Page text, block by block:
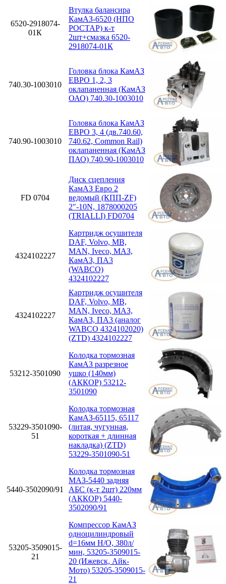
6520-2918074-
01К
Втулка балансира
КамАЗ-6520 (НПО
РОСТАР) к-т
2шт+смазка 6520-
2918074-01К
740.30-1003010
Головка блока КамАЗ
ЕВРО 1, 2, 3
оклапаненная (КамАЗ
ОАО) 740.30-1003010
740.90-1003010
Головка блока КамАЗ
ЕВРО 3, 4 (дв.740.60,
740.62, Common Rail)
оклапаненная (КамАЗ
ПАО) 740.90-1003010
FD 0704
Диск сцепления
КамАЗ Евро 2
ведомый (КПП-ZF)
2″-10N, 1878000205
(TRIALLI) FD0704
4324102227
Картридж осушителя
DAF, Volvo, MB,
MAN, Iveco, МАЗ,
КамАЗ, ПА3
(WABCO)
4324102227
4324102227
Картридж осушителя
DAF, Volvo, MB,
MAN, Iveco, МАЗ,
КамАЗ, ПА3 (аналог
WABCO 4324102020)
(ZTD) 4324102227
53212-3501090
Колодка тормозная
КамАЗ разрезное
ушко (140мм)
(АККОР) 53212-
3501090
53229-3501090-
51
Колодка тормозная
КамАЗ-65115, 65117
(литая, чугунная,
короткая + длинная
накладка) (ZTD)
53229-3501090-51
5440-3502090/91
Колодка тормозная
МАЗ-5440 задняя
АБС (к-т 2шт) 220мм
(АККОР) 5440-
3502090/91
53205-3509015-
21
Компрессор КамАЗ
одноцилиндровый
d=16мм Н/О, 380л/
мин, 53205-3509015-
20 (Ижевск, Айк-
Мото) 53205-3509015-
21